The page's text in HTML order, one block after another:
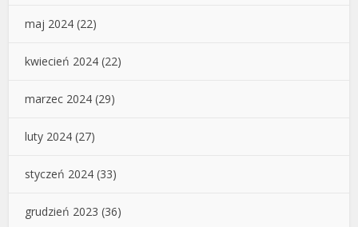
maj 2024 (22)
kwiecień 2024 (22)
marzec 2024 (29)
luty 2024 (27)
styczeń 2024 (33)
grudzień 2023 (36)